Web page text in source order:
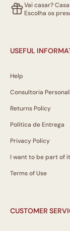
Vai casar?
Escolha os
USEFUL
Help
Consultoria
Returns Policy
Política de Entrega
Privacy Policy
I want to be part of it
Terms of Use
CUSTOMER